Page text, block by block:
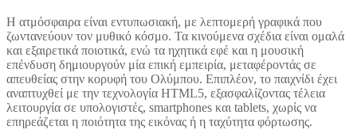
Η ατμόσφαιρα είναι εντυπωσιακή, με λεπτομερή γραφικά που
ζωντανεύουν τον μυθικό κόσμο. Τα κινούμενα σχέδια είναι ομαλά
και εξαιρετικά ποιοτικά, ενώ τα ηχητικά εφέ και η μουσική
επένδυση δημιουργούν μία επική εμπειρία, μεταφέροντάς σε
απευθείας στην κορυφή του Ολύμπου. Επιπλέον, το παιχνίδι έχει
αναπτυχθεί με την τεχνολογία HTML5, εξασφαλίζοντας τέλεια
λειτουργία σε υπολογιστές, smartphones και tablets, χωρίς να
επηρεάζεται η ποιότητα της εικόνας ή η ταχύτητα φόρτωσης.